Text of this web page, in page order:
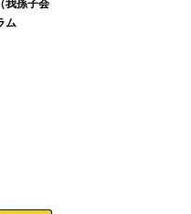
我孫子会
ム